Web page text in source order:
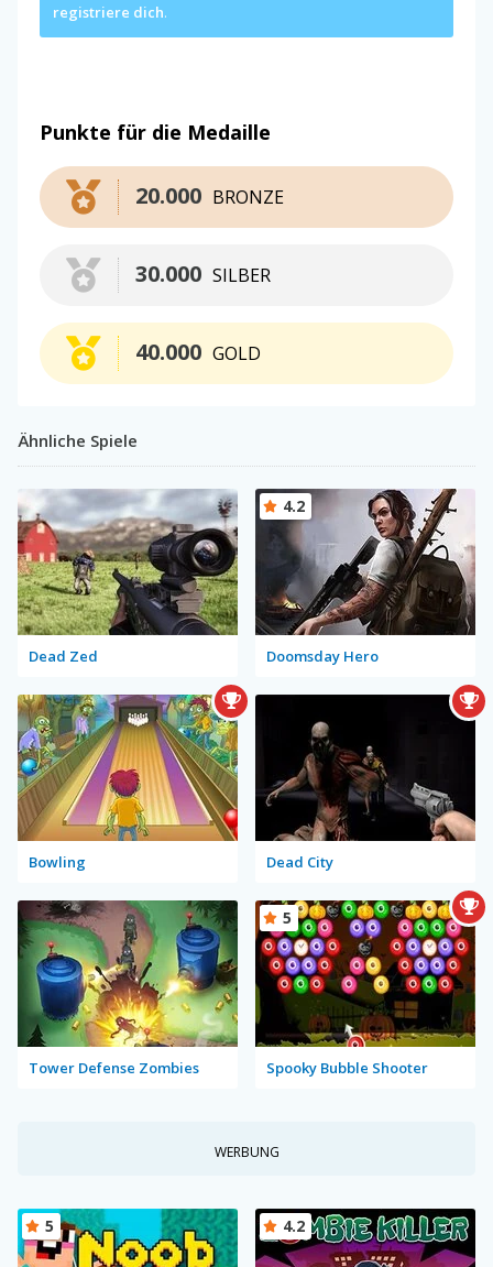
registriere dich.
Punkte für die Medaille
BRONZE
20.000
SILBER
30.000
GOLD
40.000
Ähnliche Spiele
Dead Zed Doomsday Hero
4.2
Bowling Dead City
Tower Defense Zombies Spooky Bubble Shooter
5
WERBUNG
5 4.2